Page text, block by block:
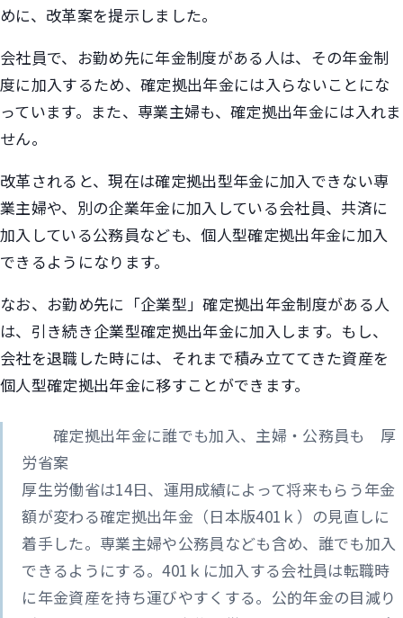
めに、改革案を提示しました。
会社員で、お勤め先に年金制度がある人は、その年金制
度に加入するため、確定拠出年金には入らないことにな
っています。また、専業主婦も、確定拠出年金には入れま
せん。
改革されると、現在は確定拠出型年金に加入できない専
業主婦や、別の企業年金に加入している会社員、共済に
加入している公務員なども、個人型確定拠出年金に加入
できるようになります。
なお、お勤め先に「企業型」確定拠出年金制度がある人
は、引き続き企業型確定拠出年金に加入します。もし、
会社を退職した時には、それまで積み立ててきた資産を
個人型確定拠出年金に移すことができます。
確定拠出年金に誰でも加入、主婦・公務員も 厚
労省案
厚生労働省は14日、運用成績によって将来もらう年金
額が変わる確定拠出年金（日本版401ｋ）の見直しに
着手した。専業主婦や公務員なども含め、誰でも加入
できるようにする。401ｋに加入する会社員は転職時
に年金資産を持ち運びやすくする。公的年金の目減り